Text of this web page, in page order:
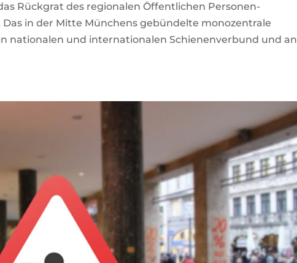
Rückgrat des regionalen Öffentlichen Personen-
in der Mitte Münchens gebündelte monozentrale
nationalen und internationalen Schienenverbund und an